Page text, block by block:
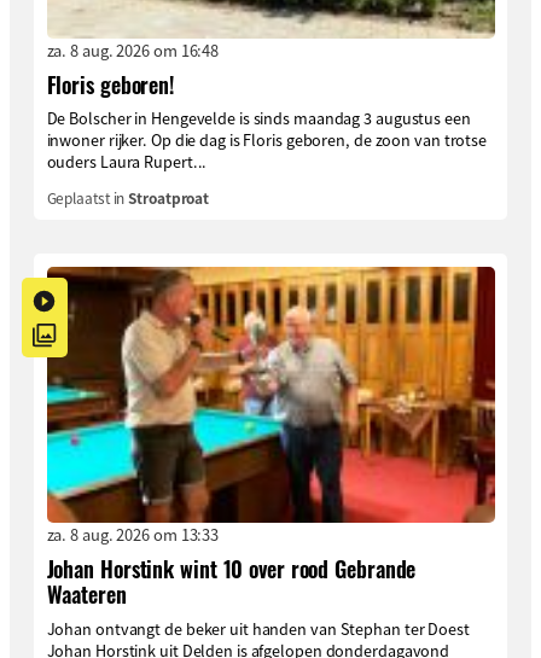
za. 8 aug. 2026 om 16:48
Floris geboren!
De Bolscher in Hengevelde is sinds maandag 3 augustus een
inwoner rijker. Op die dag is Floris geboren, de zoon van trotse
ouders Laura Rupert...
Geplaatst inStroatproat
za. 8 aug. 2026 om 13:33
Johan Horstink wint 10 over rood Gebrande
Waateren
Johan ontvangt de beker uit handen van Stephan ter Doest
Johan Horstink uit Delden is afgelopen donderdagavond